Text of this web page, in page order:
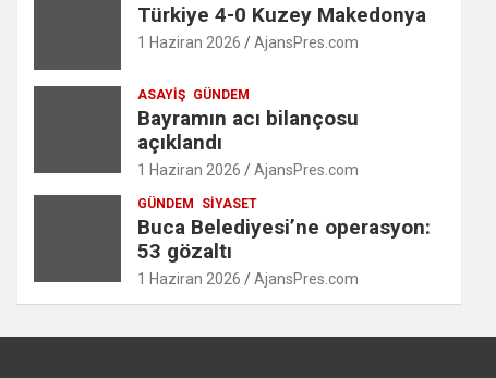
Türkiye 4-0 Kuzey Makedonya
1 Haziran 2026 AjansPres.com
ASAYIŞ GÜNDEM
Bayramın acı bilançosu
açıklandı
1 Haziran 2026 AjansPres.com
GÜNDEM SIYASET
Buca Belediyesi’ne operasyon:
53 gözaltı
1 Haziran 2026 AjansPres.com